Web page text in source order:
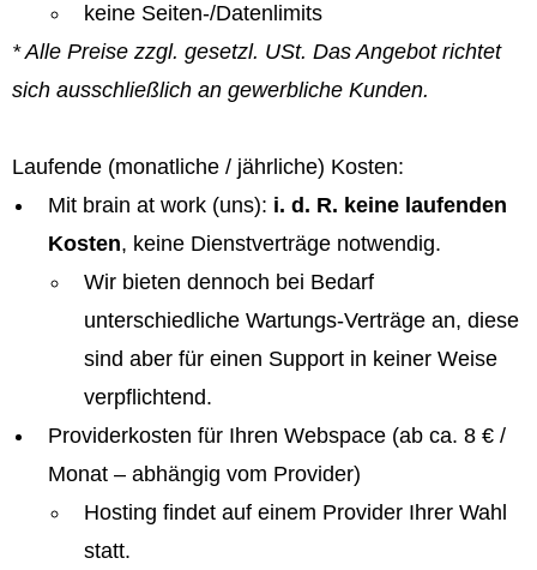
keine Seiten-/Datenlimits
* Alle Preise zzgl. gesetzl. USt. Das Angebot richtet
sich ausschließlich an gewerbliche Kunden.
Laufende (monatliche / jährliche) Kosten:
Mit brain at work (uns): i. d. R. keine laufenden
Kosten, keine Dienstverträge notwendig.
Wir bieten dennoch bei Bedarf
unterschiedliche Wartungs-Verträge an, diese
sind aber für einen Support in keiner Weise
verpflichtend.
Providerkosten für Ihren Webspace (ab ca. 8 € /
Monat – abhängig vom Provider)
Hosting findet auf einem Provider Ihrer Wahl
statt.